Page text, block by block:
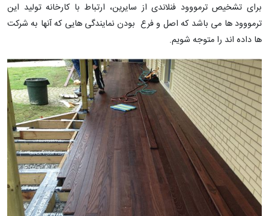
برای تشخیص ترمووود فنلاندی از سایرین، ارتباط با کارخانه تولید این
ترمووود ها می باشد که اصل و فرع بودن نمایندگی هایی که آنها به شرکت
ها داده اند را متوجه شویم.